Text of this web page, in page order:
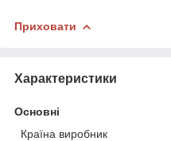
Приховати
Характеристики
Основні
Країна виробник